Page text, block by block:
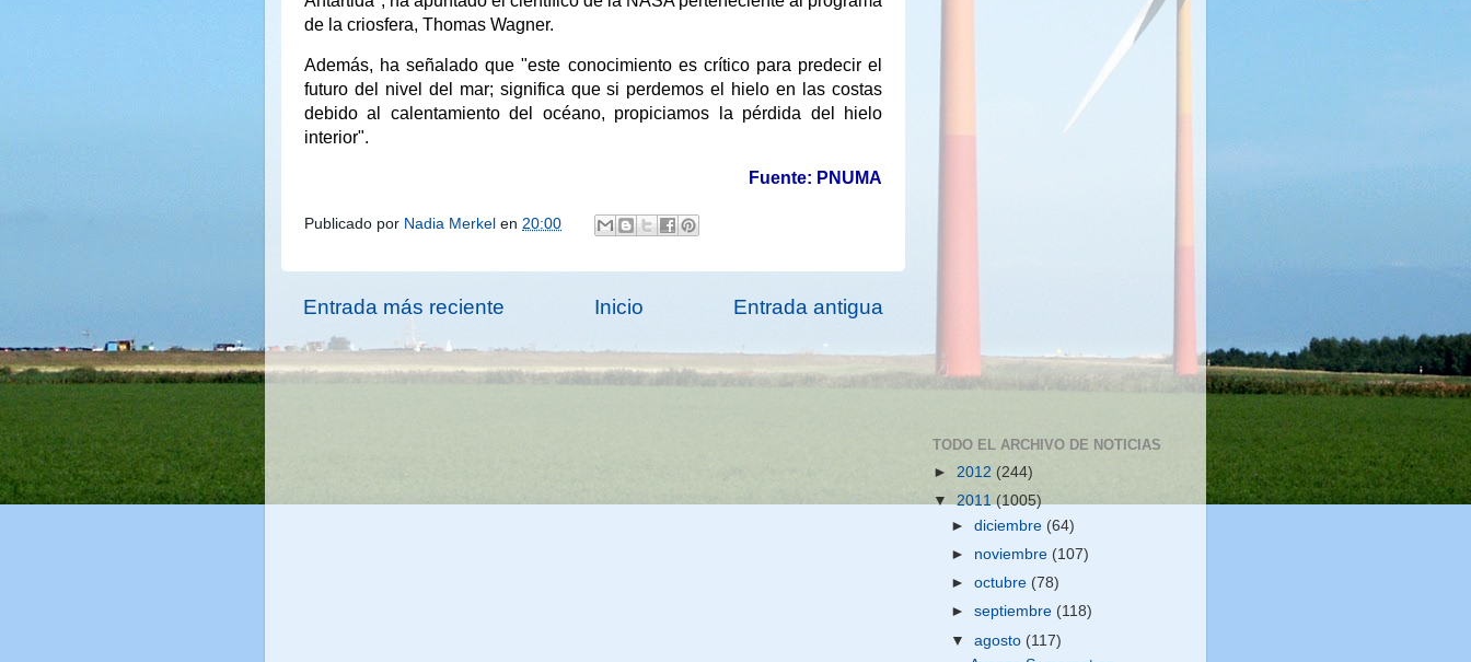
de la criosfera, Thomas Wagner.
Además, ha señalado que "este conocimiento es crítico para predecir el
futuro del nivel del mar; significa que si perdemos el hielo en las costas
debido al calentamiento del océano, propiciamos la pérdida del hielo
interior".
Fuente: PNUMA
Publicado por Nadia Merkel en 20:00
Entrada más reciente Entrada antigua
Inicio
TODO EL ARCHIVO DE NOTICIAS
► 2012 (244)
▼2011(1005)
►diciembre (64)
► noviembre (107)
►octubre (78)
►septiembre (118)
▼agosto (117)